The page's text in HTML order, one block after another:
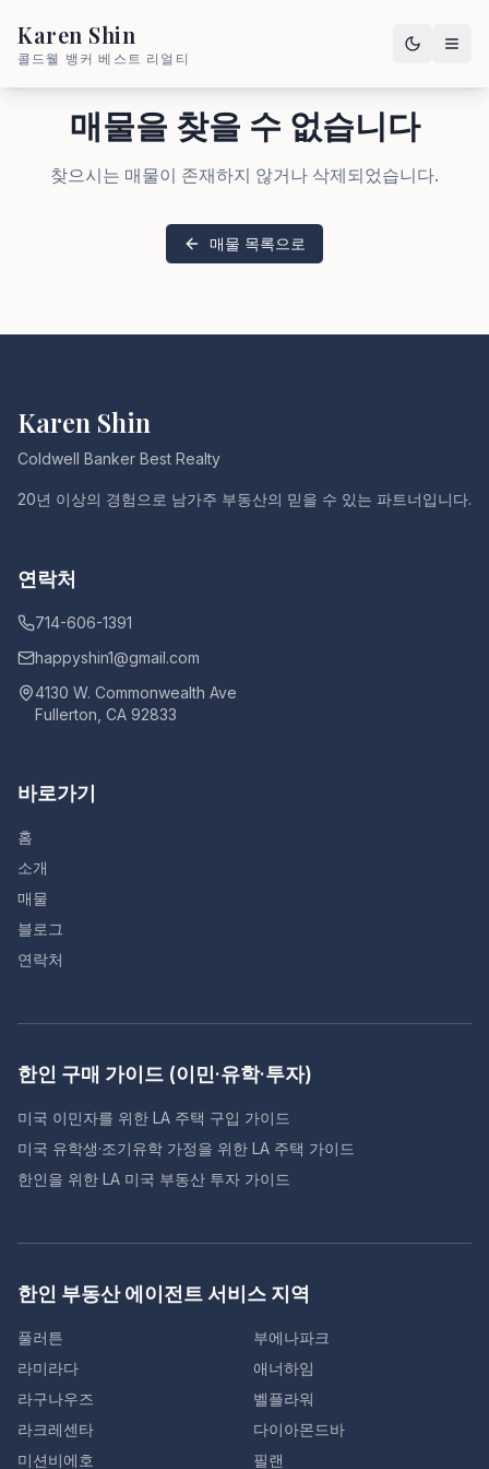
Karen Shin
콜드웰 뱅커 베스트 리얼티
매물을 찾을 수 없습니다
찾으시는 매물이 존재하지 않거나 삭제되었습니다.
매물 목록으로
Karen Shin
Coldwell Banker Best Realty
20년 이상의 경험으로 남가주 부동산의 믿을 수 있는 파트너입니다.
연락처
714-606-1391
happyshin1@gmail.com
4130 W. Commonwealth Ave
Fullerton, CA 92833
바로가기
홈
소개
매물
블로그
연락처
한인 구매 가이드 (이민·유학·투자)
미국 이민자를 위한 LA 주택 구입 가이드
미국 유학생·조기유학 가정을 위한 LA 주택 가이드
한인을 위한 LA 미국 부동산 투자 가이드
한인 부동산 에이전트 서비스 지역
풀러튼
부에나파크
라미라다
애너하임
라구나우즈
벨플라워
라크레센타
다이아몬드바
미션비에호
필랜